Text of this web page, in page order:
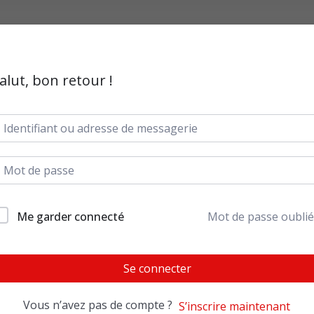
bon retour !
Me garder connecté Mot de passe
Se connecter
Vous n’avez pas de compte ? S’inscrire maintenant